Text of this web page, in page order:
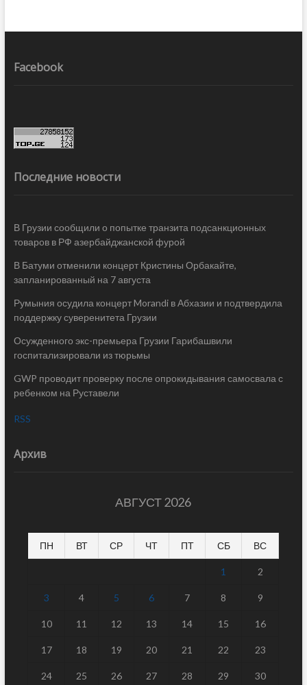
Facebook
Последние новости
В Грузии сообщили о попытке транзита подсанкционных
товаров в РФ азербайджанской фурой
В Батуми отменили концерт Кристины Орбакайте,
запланированный на 7 августа
Румыния осудила концерт Morandi в Абхазии и подтвердила
поддержку суверенитета Грузии
Осужденного экс-премьера Грузии Гарибашвили
госпитализировали из тюрьмы
GWP проводит проверку после опрокидывания самосвала с
ребенком на Руставели
RSS
Архив
АВГУСТ 2026
ПН ВТ СР ЧТ ПТ СБ ВС
1 2
3 4 5 6 7 8 9
10 11 12 13 14 15 16
17 18 19 20 21 22 23
24 25 26 27 28 29 30